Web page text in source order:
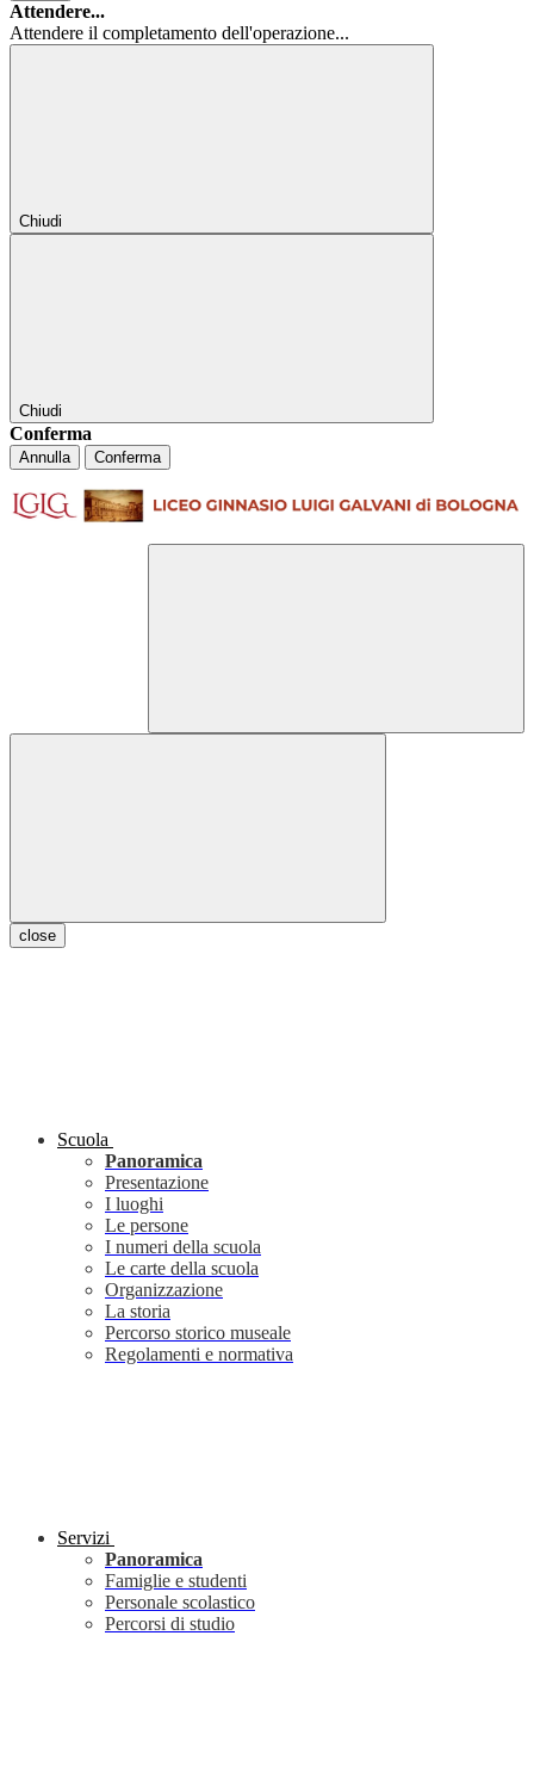
Attendere...
Attendere il completamento dell'operazione...
Chiudi
Chiudi
Conferma
Annulla Conferma
close
Scuola
Panoramica
Presentazione
I luoghi
Le persone
I numeri della scuola
Le carte della scuola
Organizzazione
La storia
Percorso storico museale
Regolamenti e normativa
Servizi
Panoramica
Famiglie e studenti
Personale scolastico
Percorsi di studio